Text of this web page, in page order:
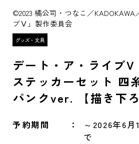
©2023 橘公司・つなこ／KADOKAWA
ブⅤ」製作委員会
デート・ア・ライブV
ステッカーセット 四
パンクver. 【描き下ろ
予約期間
～2026年6
で